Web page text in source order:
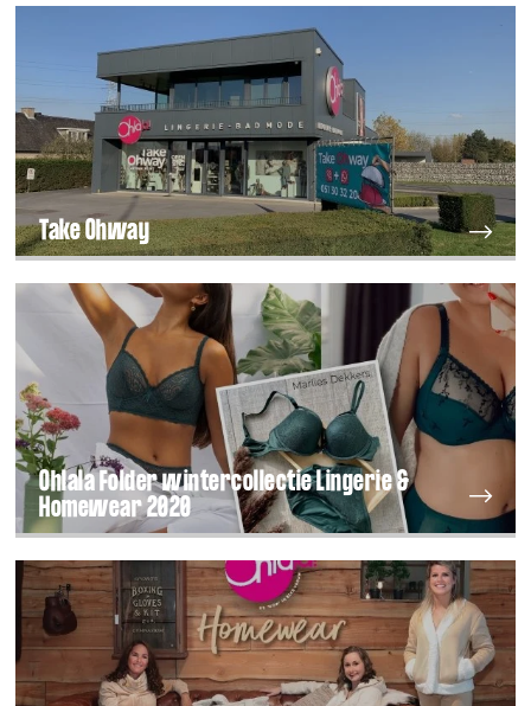
Take Ohway
Ohlala Folder wintercollectie Lingerie &
Homewear 2020